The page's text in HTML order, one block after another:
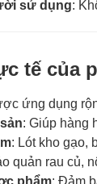
sử dụng:
tế của
ứng dụng
: Giúp hàng
: Lót kho gạo,
quản rau củ,
phẩm: Đảm